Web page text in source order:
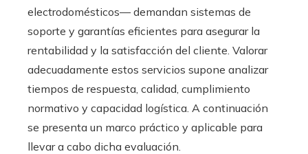
electrodomésticos— demandan sistemas de
soporte y garantías eficientes para asegurar la
rentabilidad y la satisfacción del cliente. Valorar
adecuadamente estos servicios supone analizar
tiempos de respuesta, calidad, cumplimiento
normativo y capacidad logística. A continuación
se presenta un marco práctico y aplicable para
llevar a cabo dicha evaluación.